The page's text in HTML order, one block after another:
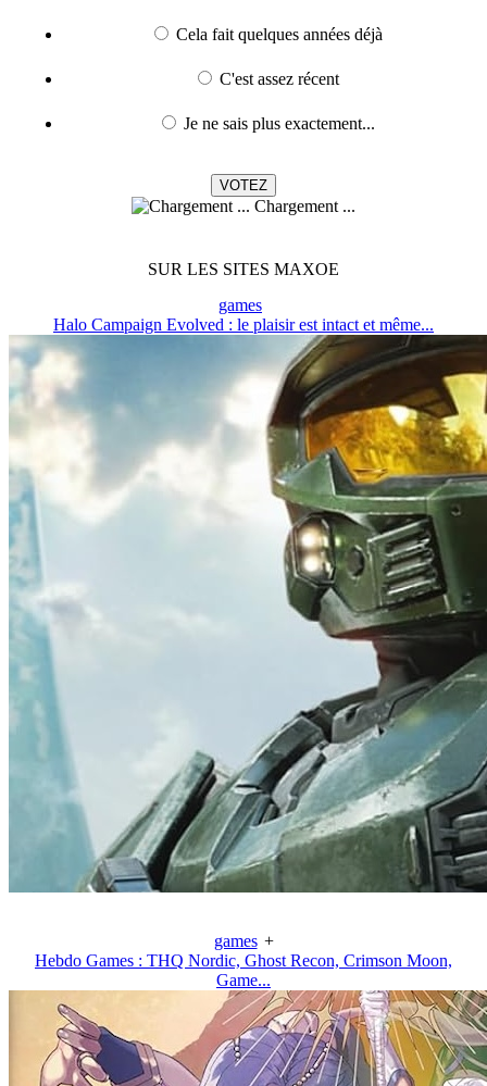
Cela fait quelques années déjà
C'est assez récent
Je ne sais plus exactement...
Chargement ...
SUR LES SITES MAXOE
games
Halo Campaign Evolved : le plaisir est intact et même...
games +
Hebdo Games : THQ Nordic, Ghost Recon, Crimson Moon,
Game...